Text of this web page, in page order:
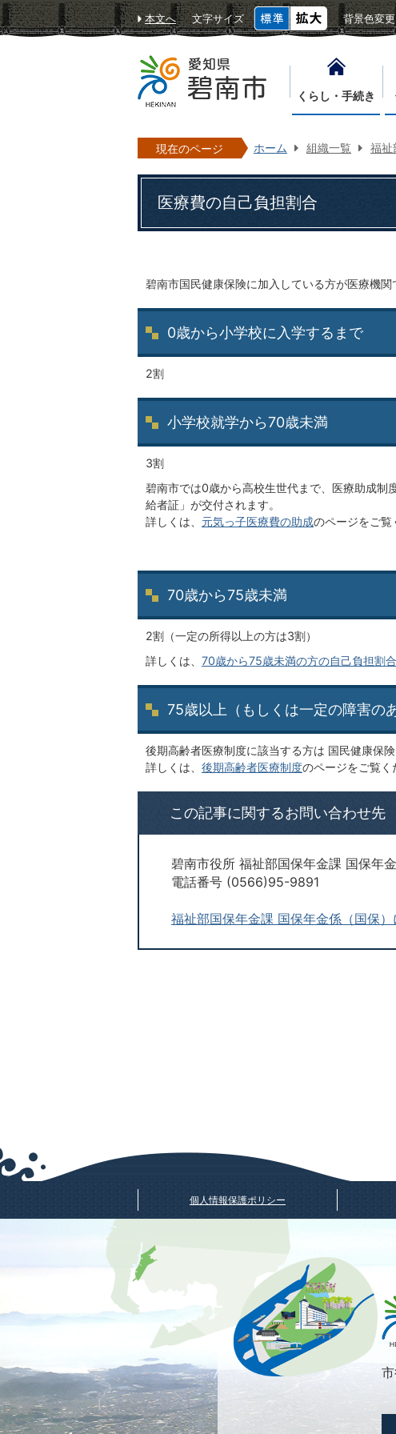
本文へ 文字サイズ 背景色変更
くらし・手続き
現在のページ ホーム 組織一覧 福祉
医療費の自己負担割合
碧南市国民健康保険に加入している方が医療機
0歳から小学校に入学するまで
2割
小学校就学から70歳未満
3割
碧南市では0歳から高校生世代まで、医療助成制
給者証」が交付されます。
詳しくは、 元気っ子医療費の助成のページをご覧
70歳から75歳未満
2割（一定の所得以上の方は3割）
詳しくは、 70歳から75歳未満の方の自己負担割合
75歳以上（もしくは一定の障害の
後期高齢者医療制度に該当する方は 国民健康保険
詳しくは、 後期高齢者医療制度のページをご覧く
この記事に関するお問い合わせ先
碧南市役所 福祉部国保年金課 国保年金
電話番号 (0566)95-9891
福祉部国保年金課 国保年金係（国保
個人情報保護ポリシー